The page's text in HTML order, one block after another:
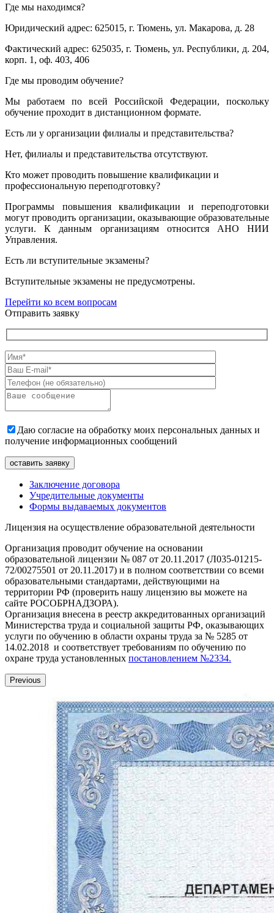
Где мы находимся?
Юридический адрес: 625015, г. Тюмень, ул. Макарова, д. 28
Фактический адрес: 625035, г. Тюмень, ул. Республики, д. 204,
корп. 1, оф. 403, 406
Где мы проводим обучение?
Мы работаем по всей Российской Федерации, поскольку
обучение проходит в дистанционном формате.
Есть ли у организации филиалы и представительства?
Нет, филиалы и представительства отсутствуют.
Кто может проводить повышение квалификации и
профессиональную переподготовку?
Программы повышения квалификации и переподготовки
могут проводить организации, оказывающие образовательные
услуги. К данным организациям относится АНО НИИ
Управления.
Есть ли вступительные экзамены?
Вступительные экзамены не предусмотрены.
Перейти ко всем вопросам
Отправить заявку
Даю согласие на обработку моих персональных данных и
получение информационных сообщений
Заключение договора
Учредительные документы
Формы выдаваемых документов
Лицензия на осуществление образовательной деятельности
Организация проводит обучение на основании
образовательной лицензии № 087 от 20.11.2017 (Л035-01215-
72/00275501 от 20.11.2017) и в полном соответствии со всеми
образовательными стандартами, действующими на
территории РФ (проверить нашу лицензию вы можете на
сайте РОСОБРНАДЗОРА).
Организация внесена в реестр аккредитованных организаций
Министерства труда и социальной защиты РФ, оказывающих
услуги по обучению в области охраны труда за № 5285 от
14.02.2018 и соответствует требованиям по обучению по
охране труда установленных постановлением №2334.
Previous